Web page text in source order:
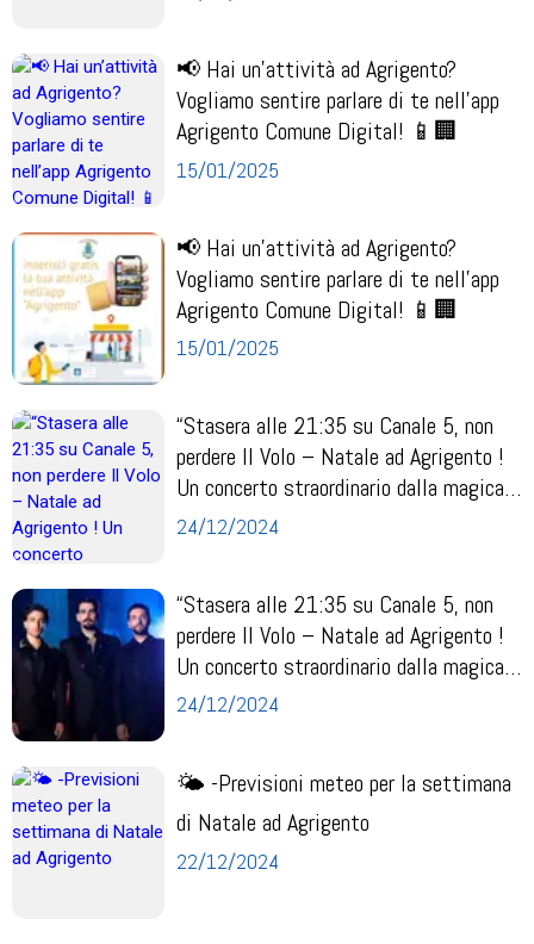
📢 Hai un’attività ad Agrigento?
Vogliamo sentire parlare di te nell’app
Agrigento Comune Digital! 📱🏢
15/01/2025
📢 Hai un’attività ad Agrigento?
Vogliamo sentire parlare di te nell’app
Agrigento Comune Digital! 📱🏢
15/01/2025
“Stasera alle 21:35 su Canale 5, non
perdere Il Volo – Natale ad Agrigento !
Un concerto straordinario dalla magica
Vall...
24/12/2024
“Stasera alle 21:35 su Canale 5, non
perdere Il Volo – Natale ad Agrigento !
Un concerto straordinario dalla magica
Vall...
24/12/2024
🌤 -Previsioni meteo per la settimana
di Natale ad Agrigento
22/12/2024